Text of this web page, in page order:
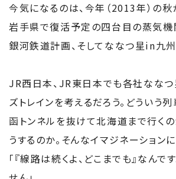
今気になるのは、今年（2013年）の秋
岩手県で復活予定の四台目の蒸気機
銀河鉄道計画、そしてななつ星in九州
JR西日本、JR東日本でも各社ななつ
ズトレインを考えるだろう。どういう
函トンネルを抜けて北海道まで行くの
うするのか。そんなイマジネーション
「『線路は続くよ、どこまでも』なんで